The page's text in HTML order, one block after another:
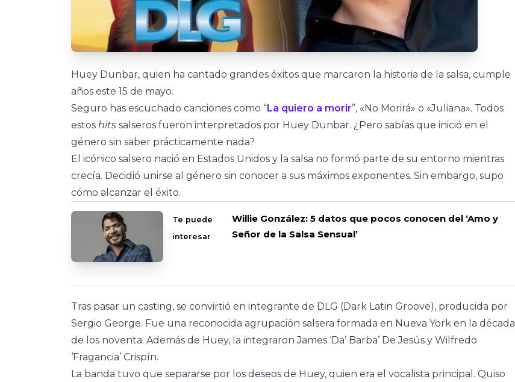
Huey Dunbar, quien ha cantado grandes éxitos que marcaron la historia de la salsa, cumple
años este 15 de mayo.
Seguro has escuchado canciones como “La quiero a morir”, «No Morirá» o «Juliana». Todos
estos hits salseros fueron interpretados por Huey Dunbar. ¿Pero sabías que inició en el
género sin saber prácticamente nada?
El icónico salsero nació en Estados Unidos y la salsa no formó parte de su entorno mientras
crecía. Decidió unirse al género sin conocer a sus máximos exponentes. Sin embargo, supo
cómo alcanzar el éxito.
Te puede
interesar
Willie González: 5 datos que pocos conocen del ‘Amo y
Señor de la Salsa Sensual’
Tras pasar un casting, se convirtió en integrante de DLG (Dark Latin Groove), producida por
Sergio George. Fue una reconocida agrupación salsera formada en Nueva York en la década
de los noventa. Además de Huey, la integraron James ‘Da’ Barba’ De Jesús y Wilfredo
‘Fragancia’ Crispín.
La banda tuvo que separarse por los deseos de Huey, quien era el vocalista principal. Quiso